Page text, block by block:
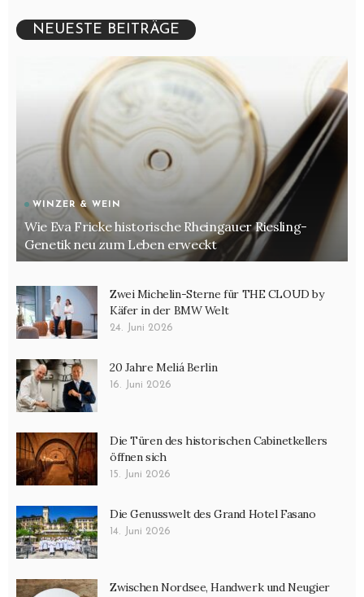
NEUESTE BEITRÄGE
WINZER & WEIN
Wie Eva Fricke historische Rheingauer Riesling-
Genetik neu zum Leben erweckt
Zwei Michelin-Sterne für THE CLOUD by
Käfer in der BMW Welt
24. Juni 2026
20 Jahre Meliá Berlin
16. Juni 2026
Die Türen des historischen Cabinetkellers
öffnen sich
15. Juni 2026
Die Genusswelt des Grand Hotel Fasano
14. Juni 2026
Zwischen Nordsee, Handwerk und Neugier